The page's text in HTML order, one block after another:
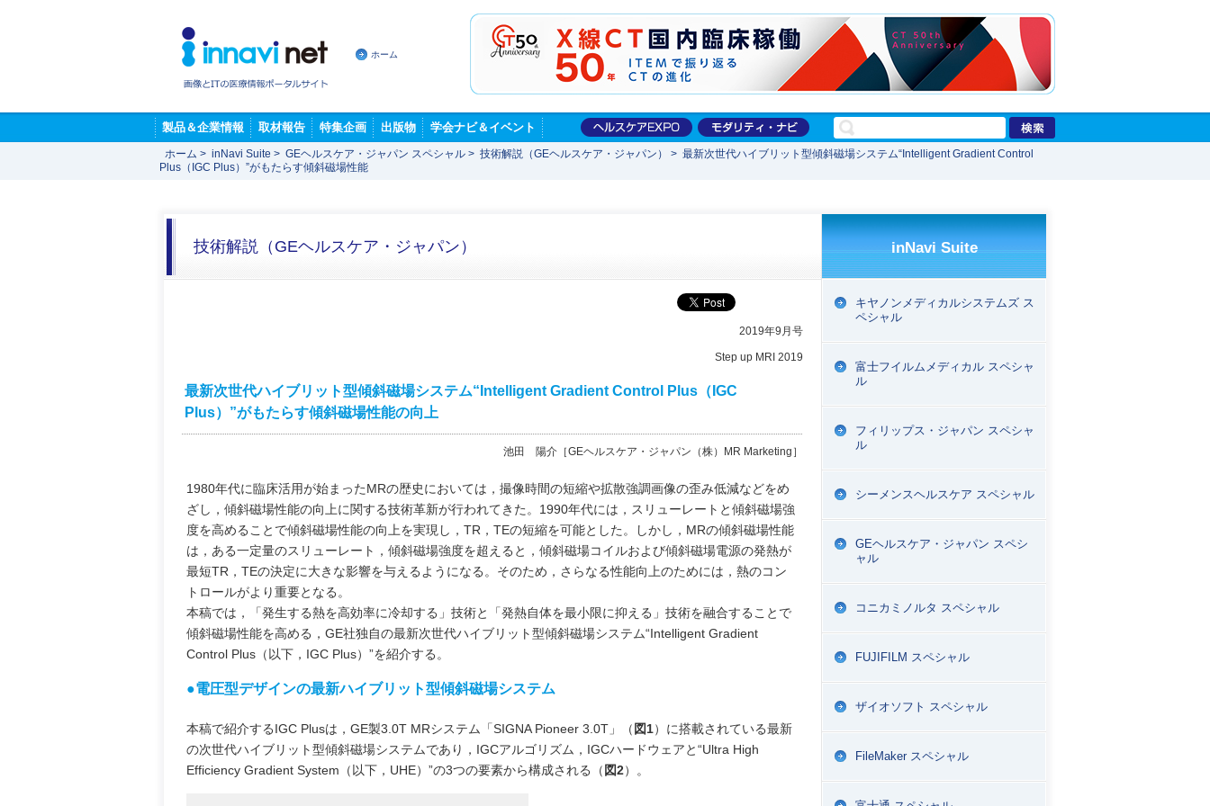
ホーム
製品＆企業情報 取材報告 特集企画 出版物 学会ナビ＆イベント
ホーム > inNavi Suite > GEヘルスケア・ジャパン スペシャル > 技術解説（GEヘルスケア・ジャパン） > 最新次世代ハイブリット型傾斜磁場システム“Intelligent Gradient Control
Plus（IGC Plus）”がもたらす傾斜磁場性能
技術解説（GEヘルスケア・ジャパン）
2019年9月号
Step up MRI 2019
最新次世代ハイブリット型傾斜磁場システム“Intelligent Gradient Control Plus（IGC
Plus）”がもたらす傾斜磁場性能の向上
池田 陽介［GEヘルスケア・ジャパン（株）MR Marketing］
1980年代に臨床活用が始まったMRの歴史においては，撮像時間の短縮や拡散強調画像の歪み低減などをめ
ざし，傾斜磁場性能の向上に関する技術革新が行われてきた。1990年代には，スリューレートと傾斜磁場強
度を高めることで傾斜磁場性能の向上を実現し，TR，TEの短縮を可能とした。しかし，MRの傾斜磁場性能
は，ある一定量のスリューレート，傾斜磁場強度を超えると，傾斜磁場コイルおよび傾斜磁場電源の発熱が
最短TR，TEの決定に大きな影響を与えるようになる。そのため，さらなる性能向上のためには，熱のコン
トロールがより重要となる。
本稿では，「発生する熱を高効率に冷却する」技術と「発熱自体を最小限に抑える」技術を融合することで
傾斜磁場性能を高める，GE社独自の最新次世代ハイブリット型傾斜磁場システム“Intelligent Gradient
Control Plus（以下，IGC Plus）”を紹介する。
●電圧型デザインの最新ハイブリット型傾斜磁場システム
本稿で紹介するIGC Plusは，GE製3.0T MRシステム「SIGNA Pioneer 3.0T」（ 図1）に搭載されている最新
の次世代ハイブリット型傾斜磁場システムであり，IGCアルゴリズム，IGCハードウェアと“Ultra High
Efficiency Gradient System（以下，UHE）”の3つの要素から構成される（ 図2）。
inNavi Suite
キヤノンメディカルシステムズ ス
ペシャル
富士フイルムメディカル スペシャ
ル
フィリップス・ジャパン スペシャ
ル
シーメンスヘルスケア スペシャル
GEヘルスケア・ジャパン スペシ
ャル
コニカミノルタ スペシャル
FUJIFILM スペシャル
ザイオソフト スペシャル
FileMaker スペシャル